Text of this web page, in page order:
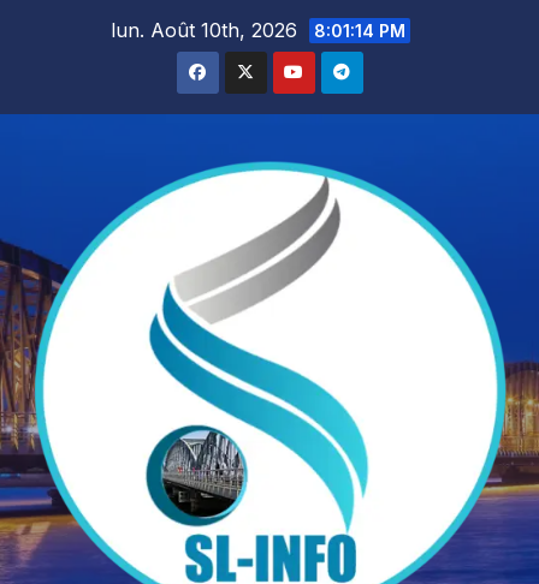
lun. Août 10th, 2026 8:01:16 PM